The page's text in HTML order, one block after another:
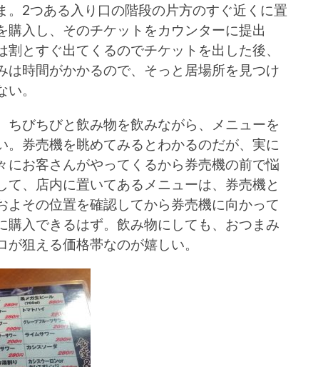
。2つある入り口の階段の片方のすぐ近くに置
購入し、そのチケットをカウンターに提出
とすぐ出てくるのでチケットを出した後、
は時間がかかるので、そっと居場所を見つけ
。
ちびちびと飲み物を飲みながら、メニューを
。券売機を眺めてみるとわかるのだが、実に
にお客さんがやってくるから券売機の前で悩
て、店内に置いてあるメニューは、券売機と
よその位置を確認してから券売機に向かって
購入できるはず。飲み物にしても、おつまみ
狙える価格帯なのが嬉しい。